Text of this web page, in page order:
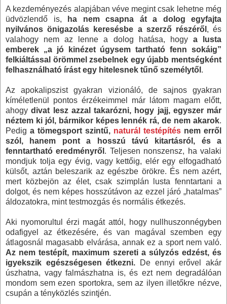
A kezdeményezés alapjában véve megint csak lehetne még
üdvözlendő is,
ha nem csapna át a dolog egyfajta
nyilvános önigazolás keresésbe a szerző részéről , és
valahogy nem az lenne a dolog hatása, hogy a lusta
emberek „a jó kinézet úgysem tartható fenn sokáig”
felkiáltással örömmel zsebelnek egy újabb mentségként
felhasználható írást egy hitelesnek tűnő személytől .
Az apokalipszist gyakran vizionáló, de sajnos gyakran
kíméletlenül pontos érzékeimmel már látom magam előtt,
ahogydivat lesz azzal takarózni, hogy jajj, egyszer már
néztem ki jól, bármikor képes lennék rá, de nem akarok.
Pedig a tömegsport szintű, naturál testépítés nem erről
szól, hanem pont a hosszú távú kitartásról, és a
fenntartható eredményről . Teljesen nonszensz, ha valaki
mondjuk tolja egy évig, vagy kettőig, elér egy elfogadható
külsőt, aztán beleszarik az egészbe örökre. És nem azért,
mert közbejön az élet, csak szimplán lusta fenntartani a
dolgot, és nem képes hosszútávon az ezzel járó „hatalmas”
áldozatokra, mint testmozgás és normális étkezés.
Aki nyomorultul érzi magát attól, hogy nullhuszonnégyben
odafigyel az étkezésére, és van magával szemben egy
átlagosnál magasabb elvárása, annak ez a sport nem való.
Az nem testépít, maximum szereti a súlyzós edzést, és
igyekszik egészségesen étkezni. De ennyi erővel akár
úszhatna, vagy falmászhatna is, és ezt nem degradálóan
mondom sem ezen sportokra, sem az ilyen illetőkre nézve,
csupán a tényközlés szintjén.